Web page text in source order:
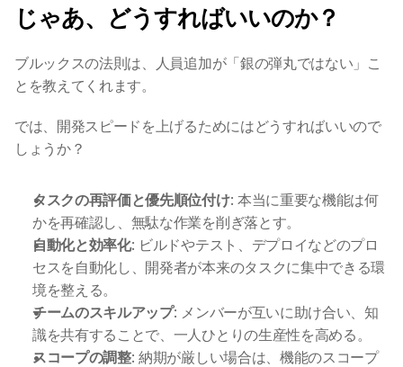
じゃあ、どうすればいいのか？
ブルックスの法則は、人員追加が「銀の弾丸ではない」こ
とを教えてくれます。
では、開発スピードを上げるためにはどうすればいいので
しょうか？
タスクの再評価と優先順位付け: 本当に重要な機能は何
かを再確認し、無駄な作業を削ぎ落とす。
自動化と効率化: ビルドやテスト、デプロイなどのプロ
セスを自動化し、開発者が本来のタスクに集中できる環
境を整える。
チームのスキルアップ: メンバーが互いに助け合い、知
識を共有することで、一人ひとりの生産性を高める。
スコープの調整: 納期が厳しい場合は、機能のスコープ